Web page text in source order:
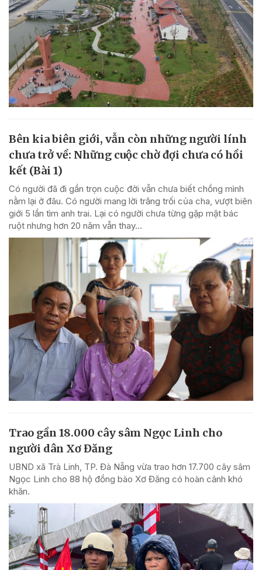
Bên kia biên giới, vẫn còn những người lính
chưa trở về: Những cuộc chờ đợi chưa có hồi
kết (Bài 1)
Có người đã đi gần trọn cuộc đời vẫn chưa biết chồng mình
nằm lại ở đâu. Có người mang lời trăng trối của cha, vượt biên
giới 5 lần tìm anh trai. Lại có người chưa từng gặp mặt bác
ruột nhưng hơn 20 năm vẫn thay...
Trao gần 18.000 cây sâm Ngọc Linh cho
người dân Xơ Đăng
UBND xã Trà Linh, TP. Đà Nẵng vừa trao hơn 17.700 cây sâm
Ngọc Linh cho 88 hộ đồng bào Xơ Đăng có hoàn cảnh khó
khăn.